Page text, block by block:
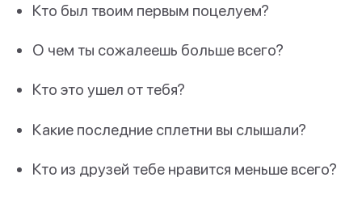
Кто был твоим первым поцелуем?
О чем ты сожалеешь больше всего?
Кто это ушел от тебя?
Какие последние сплетни вы слышали?
Кто из друзей тебе нравится меньше всего?